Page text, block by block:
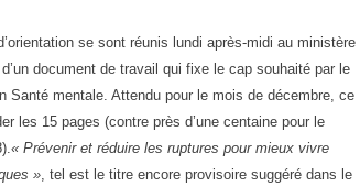
se sont réunis lundi après-midi au ministère
document de travail qui fixe le cap souhaité par le
Santé mentale. Attendu pour le mois de décembre, ce
les 15 pages (contre près d’une centaine pour le
« Prévenir et réduire les ruptures pour mieux vivre
», tel est le titre encore provisoire suggéré dans le